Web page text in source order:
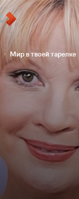
Мир в твоей тарелке